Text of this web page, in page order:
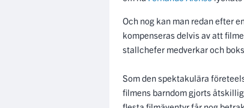
kompenseras delvis av att
stallchefer medverkar och
filmens barndom gjorts
flesta filmäventyr får nog